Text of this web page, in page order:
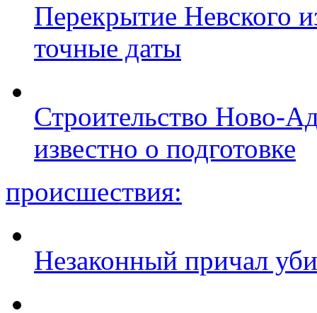
Перекрытие Невского
точные даты
Строительство Ново-
известно о подготовке
происшествия:
Незаконный причал